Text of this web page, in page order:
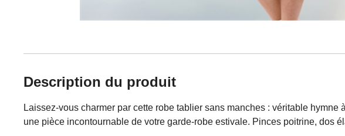
Description du produit
Laissez-vous charmer par cette robe tablier sans manches : véritable
une pièce incontournable de votre garde-robe estivale. Pinces poitrine, dos